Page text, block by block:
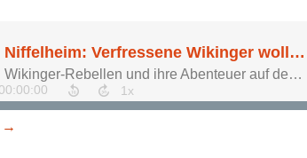
Niffelheim: Verfressene Wikinger wollen nach
→